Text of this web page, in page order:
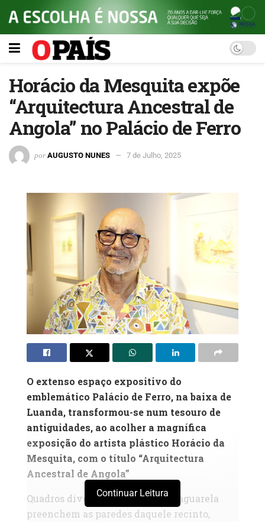
Horácio da Mesquita expõe
“Arquitectura Ancestral de
Angola” no Palácio de Ferro
por AUGUSTO NUNES 7 de Julho, 2025
O extenso espaço expositivo do
emblemático Palácio de Ferro, na baixa de
Luanda, transformou-se num tesouro de
antiguidades, ao acolher a magnífica
exposição do artista plástico Horácio da
Mesquita, com o título “Arquitectura
Ancestral de Angola”
Quadros diversos de pintura em aguarela
preenchem as paredes daquele recinto,
Continuar Leitura